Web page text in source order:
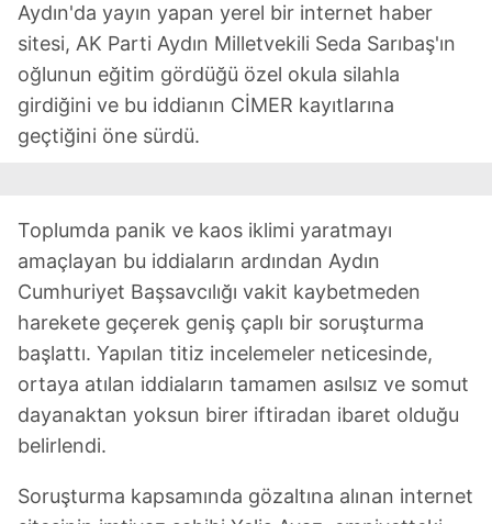
Aydın'da yayın yapan yerel bir internet haber
sitesi, AK Parti Aydın Milletvekili Seda Sarıbaş'ın
oğlunun eğitim gördüğü özel okula silahla
girdiğini ve bu iddianın CİMER kayıtlarına
geçtiğini öne sürdü.
Toplumda panik ve kaos iklimi yaratmayı
amaçlayan bu iddiaların ardından Aydın
Cumhuriyet Başsavcılığı vakit kaybetmeden
harekete geçerek geniş çaplı bir soruşturma
başlattı. Yapılan titiz incelemeler neticesinde,
ortaya atılan iddiaların tamamen asılsız ve somut
dayanaktan yoksun birer iftiradan ibaret olduğu
belirlendi.
Soruşturma kapsamında gözaltına alınan internet